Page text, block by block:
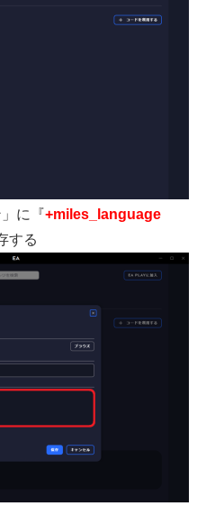
」に『+miles_language
する